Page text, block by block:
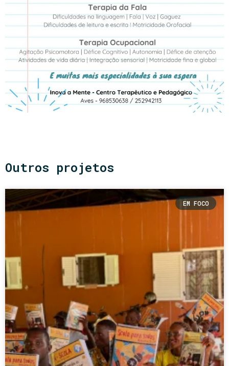
Outros projetos
EM FOCO